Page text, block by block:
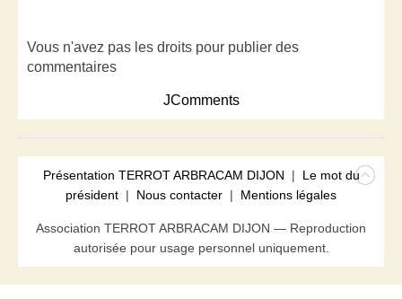
Vous n'avez pas les droits pour publier des
commentaires
JComments
Présentation TERROT ARBRACAM DIJON | Le mot du
président | Nous contacter | Mentions légales
Association TERROT ARBRACAM DIJON — Reproduction
autorisée pour usage personnel uniquement.